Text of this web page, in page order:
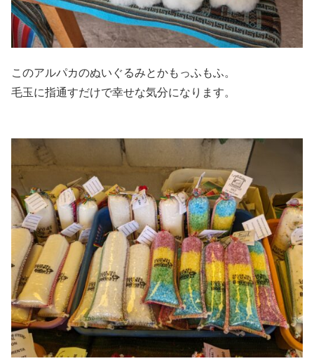
このアルパカのぬいぐるみとかもっふもふ。
毛玉に指通すだけで幸せな気分になります。